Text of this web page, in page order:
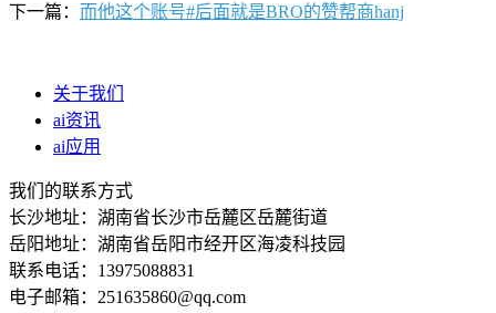
下一篇： 而他这个账号#后面就是BRO的赞帮商hanj
关于我们
ai资讯
ai应用
我们的联系方式
长沙地址：湖南省长沙市岳麓区岳麓街道
岳阳地址：湖南省岳阳市经开区海凌科技园
联系电话：13975088831
电子邮箱：251635860@qq.com